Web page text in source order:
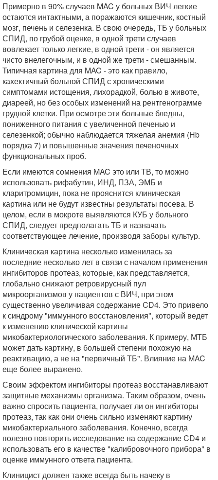
Примерно в 90% случаев MAC у больных ВИЧ легкие
остаются интактными, а поражаются кишечник, костный
мозг, печень и селезенка. В свою очередь, ТБ у больных
СПИД, по грубой оценке, в одной трети случаев
вовлекает только легкие, в одной трети - он является
чисто внелегочным, и в одной же трети - смешанным.
Типичная картина для MAC - это как правило,
кахектичный больной СПИД с хроническими
симптомами истощения, лихорадкой, болью в животе,
диареей, но без особых изменений на рентгенограмме
грудной клетки. При осмотре эти больные бледны,
пониженного питания с увеличенной печенью и
селезенкой; обычно наблюдается тяжелая анемия (Hb
порядка 7) и повышенные значения печеночных
функциональных проб.
Если имеются сомнения MAC это или ТВ, то можно
использовать рифабутин, ИНД, ПЗА, ЭМБ и
кларитромицин, пока не прояснится клиническая
картина или не будут известны результаты посева. В
целом, если в мокроте выявляются КУБ у больного
СПИД, следует предполагать ТБ и назначать
соответствующее лечение, производя заборы культур.
Клиническая картина несколько изменилась за
последние несколько лет в связи с началом применения
ингибиторов протеаз, которые, как представляется,
глобально снижают ретровирусный пул
микроорганизмов у пациентов с ВИЧ, при этом
существенно увеличивая содержание CD4. Это привело
к синдрому "иммунного восстановления", который ведет
к изменению клинической картины
микобактериологического заболевания. К примеру, МТБ
может дать картину, в большей степени похожую на
реактивацию, а не на "первичный ТБ". Влияние на MAC
еще более выражено.
Своим эффектом ингибиторы протеаз восстанавливают
защитные механизмы организма. Таким образом, очень
важно спросить пациента, получает ли он ингибиторы
протеаз, так как они очень сильно изменяют картину
микобактериального заболевания. Конечно, всегда
полезно повторить исследование на содержание CD4 и
использовать его в качестве "калибровочного прибора" в
оценке иммунного ответа пациента.
Клиницист должен также всегда быть начеку в